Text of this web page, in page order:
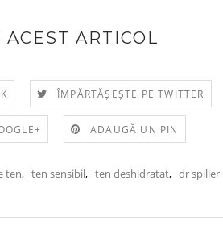
ARTICOL
ÎMPĂRTĂȘEȘTE PE TWITTER
ADAUGĂ UN PIN
ten, ten sensibil, ten deshidratat, dr spiller